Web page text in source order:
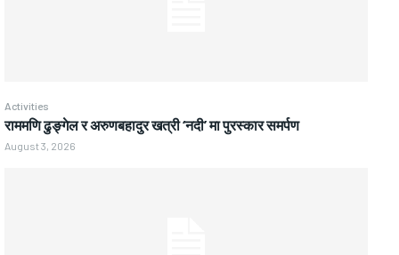
Activities
राममणि ढुङ्गेल र अरुणबहादुर खत्री ‘नदी’ मा पुरस्कार समर्पण
August 3, 2026